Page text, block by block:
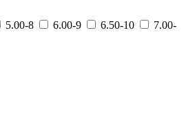
5.00-8 6.00-9 6.50-10
7.00-